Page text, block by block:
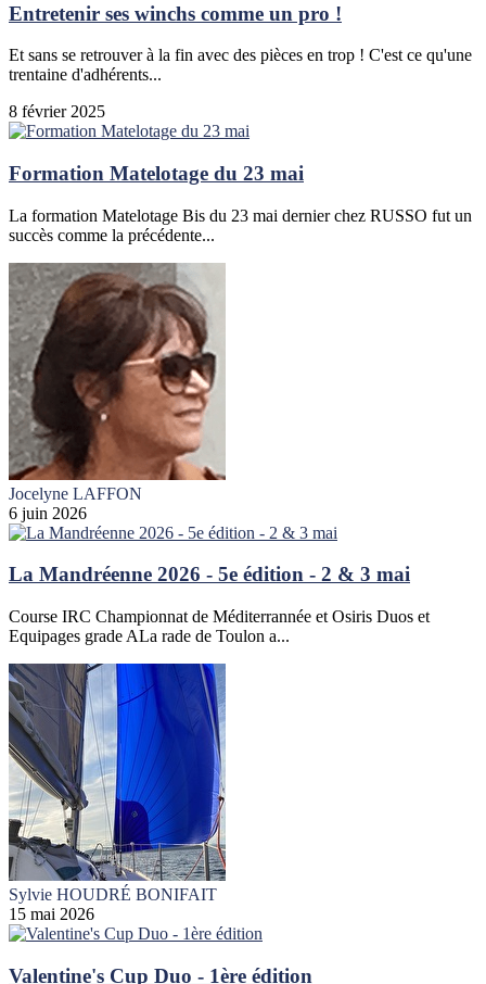
Entretenir ses winchs comme un pro !
Et sans se retrouver à la fin avec des pièces en trop ! C'est ce qu'une
trentaine d'adhérents...
8 février 2025
Formation Matelotage du 23 mai
La formation Matelotage Bis du 23 mai dernier chez RUSSO fut un
succès comme la précédente...
Jocelyne LAFFON
6 juin 2026
La Mandréenne 2026 - 5e édition - 2 & 3 mai
Course IRC Championnat de Méditerrannée et Osiris Duos et
Equipages grade ALa rade de Toulon a...
Sylvie HOUDRÉ BONIFAIT
15 mai 2026
Valentine's Cup Duo - 1ère édition